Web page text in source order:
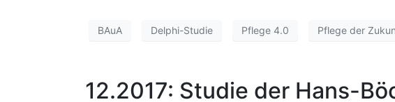
BAuA Delphi-Studie Pflege 4.0 Pflege der
12.2017: Studie der Hans-